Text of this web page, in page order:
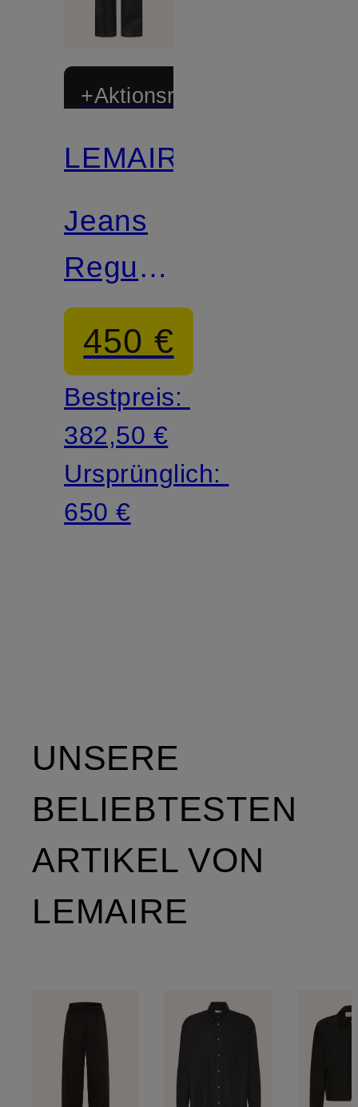
+Aktionsrabatt
LEMAIRE
Jeans
Regular
Fit mit
Nieten
450 €
Bestpreis:
382,50 €
Ursprünglich:
650 €
UNSERE
BELIEBTESTEN
ARTIKEL VON
LEMAIRE